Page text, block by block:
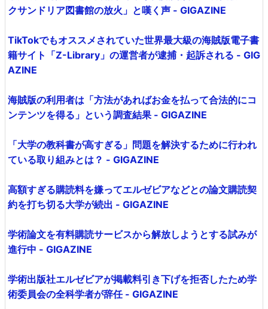
クサンドリア図書館の放火」と嘆く声 - GIGAZINE
TikTokでもオススメされていた世界最大級の海賊版電子書
籍サイト「Z-Library」の運営者が逮捕・起訴される - GIG
AZINE
海賊版の利用者は「方法があればお金を払って合法的にコ
ンテンツを得る」という調査結果 - GIGAZINE
「大学の教科書が高すぎる」問題を解決するために行われ
ている取り組みとは？ - GIGAZINE
高額すぎる購読料を嫌ってエルゼビアなどとの論文購読契
約を打ち切る大学が続出 - GIGAZINE
学術論文を有料購読サービスから解放しようとする試みが
進行中 - GIGAZINE
学術出版社エルゼビアが掲載料引き下げを拒否したため学
術委員会の全科学者が辞任 - GIGAZINE